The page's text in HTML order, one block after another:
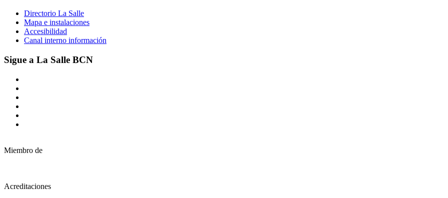
Directorio La Salle
Mapa e instalaciones
Accesibilidad
Canal interno información
Sigue a La Salle BCN
Miembro de
Acreditaciones